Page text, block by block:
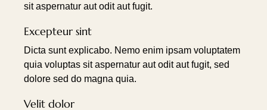
sit aspernatur aut odit aut fugit.
Excepteur sint
Dicta sunt explicabo. Nemo enim ipsam voluptatem
quia voluptas sit aspernatur aut odit aut fugit, sed
dolore sed do magna quia.
Velit dolor